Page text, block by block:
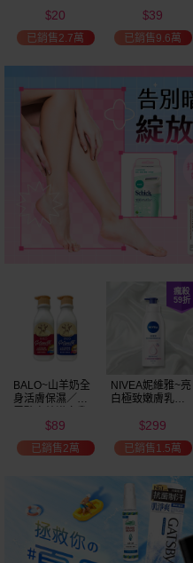
美式賣場熱銷
$10
已銷售10.5萬
$69
已銷售1.4萬
木質莊園~身體乳
(500ml) 款式可選
$129
已銷售518
Vaseline 凡士林~
身體乳液(600ml)
保濕鎖水／全方
位保濕鎖水／可
可油／薰衣草／
+E 款式可選
$159
已銷售10.7萬